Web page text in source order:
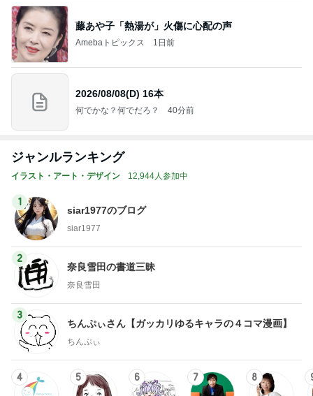
藤あや子「熱湯が」火傷に心配の声
Amebaトピックス 1日前
2026/08/08(D) 16本
何でかな？何でだろ？ 40分前
ジャンルランキング
イラスト・アート・デザイン 12,944人参加中
1
siar1977のブログ
siar1977
2
奈良雪田の書道三昧
奈良雪田
3
ちんぷぃさん【ガッカリゆるキャラの４コマ漫画】
ちんぷぃ
4 5 6 7 8